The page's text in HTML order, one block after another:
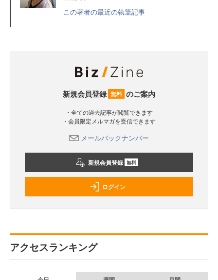
この著者の最近の執筆記事
新規会員登録 無料 のご案内
・全ての過去記事が閲覧できます
・会員限定メルマガを受信できます
メールバックナンバー
新規会員登録 無料
ログイン
アクセスランキング